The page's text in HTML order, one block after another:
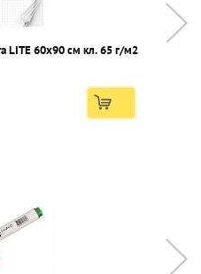
LITE 60х90 см кл. 65 г/м2